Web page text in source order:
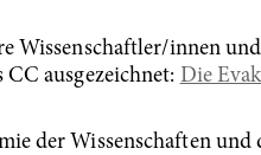
Wissenschaftler/innen
ausgezeichnet: Die
der Wissenschaften und